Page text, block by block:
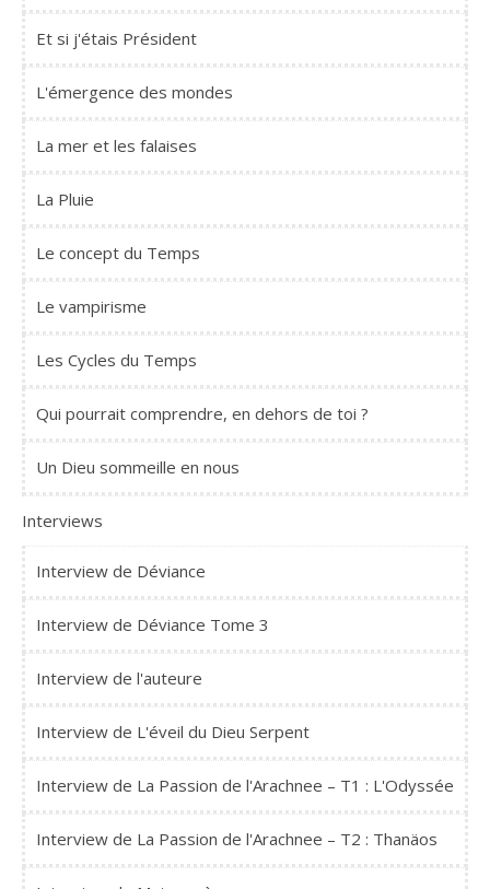
Et si j'étais Président
L'émergence des mondes
La mer et les falaises
La Pluie
Le concept du Temps
Le vampirisme
Les Cycles du Temps
Qui pourrait comprendre, en dehors de toi ?
Un Dieu sommeille en nous
Interviews
Interview de Déviance
Interview de Déviance Tome 3
Interview de l'auteure
Interview de L'éveil du Dieu Serpent
Interview de La Passion de l'Arachnee – T1 : L'Odyssée
Interview de La Passion de l'Arachnee – T2 : Thanäos